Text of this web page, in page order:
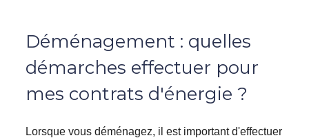
Déménagement : quelles
démarches effectuer pour
mes contrats d'énergie ?
Lorsque vous déménagez, il est important d'effectuer